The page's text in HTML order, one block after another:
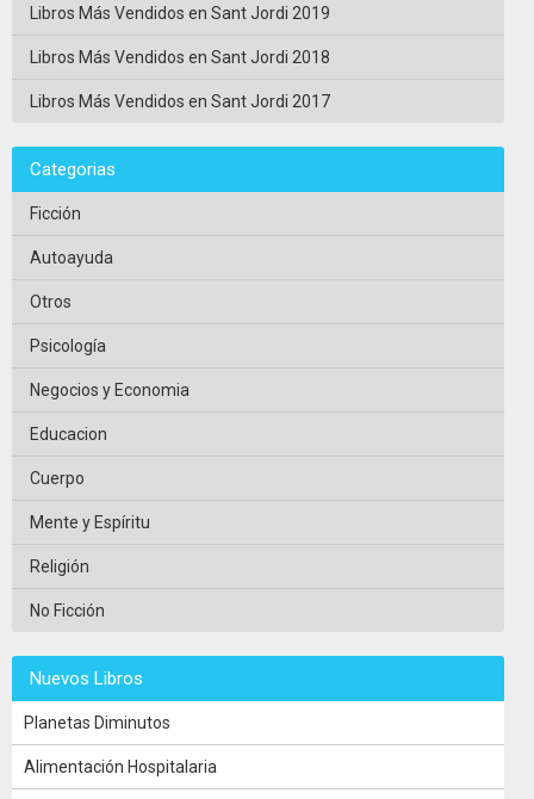
Libros Más Vendidos en Sant Jordi 2019
Libros Más Vendidos en Sant Jordi 2018
Libros Más Vendidos en Sant Jordi 2017
Categorias
Ficción
Autoayuda
Otros
Psicología
Negocios y Economia
Educacion
Cuerpo
Mente y Espíritu
Religión
No Ficción
Nuevos Libros
Planetas Diminutos
Alimentación Hospitalaria